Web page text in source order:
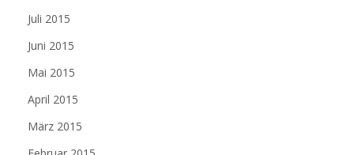
Juli 2015
Juni 2015
Mai 2015
April 2015
März 2015